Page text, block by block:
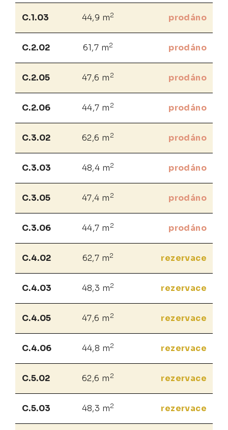
C.1.03 44,9 m2 prodáno
C.2.02 61,7 m2 prodáno
C.2.05 47,6 m 2 prodáno
C.2.06 44,7 m 2 prodáno
C.3.02 62,6 m 2 prodáno
C.3.03 48,4 m2 prodáno
C.3.05 47,4 m 2 prodáno
C.3.06 44,7 m 2 prodáno
C.4.02 62,7 m2 rezervace
C.4.03 48,3 m2 rezervace
C.4.05 47,6 m 2 rezervace
C.4.06 44,8 m2 rezervace
C.5.02 62,6 m 2 rezervace
C.5.03 48,3 m2 rezervace